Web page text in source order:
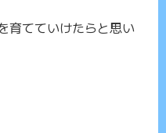
育てていけたらと思い